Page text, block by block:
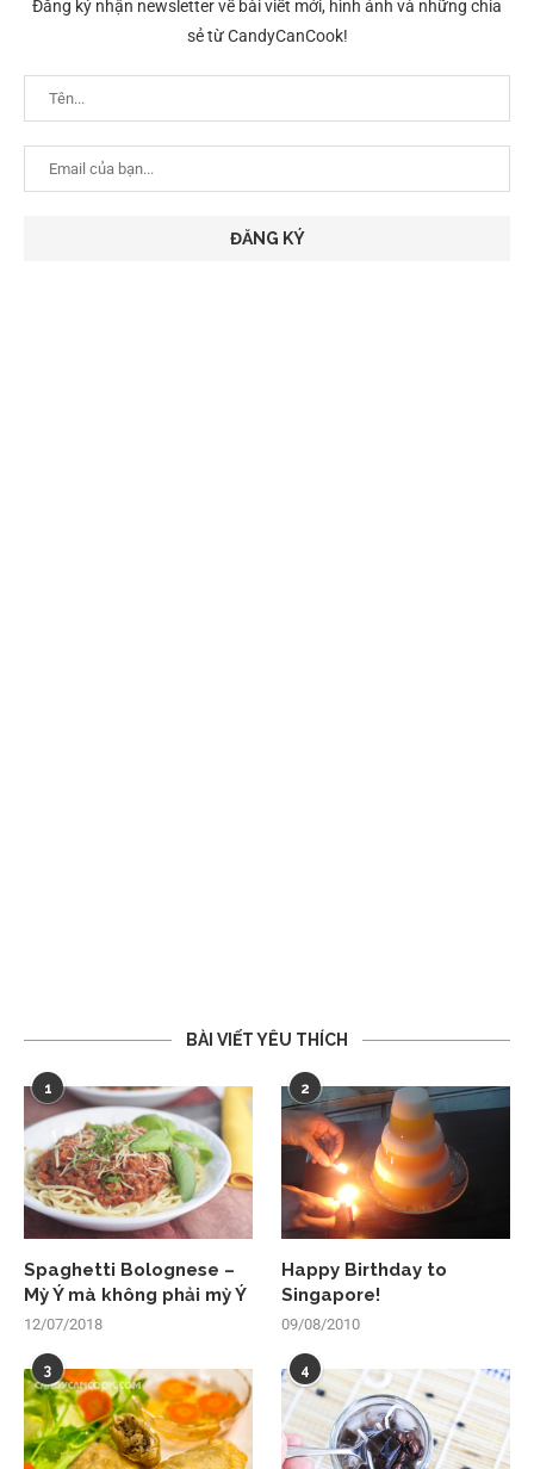
Đăng ký nhận newsletter về bài viết mới, hình ảnh và những chia
sẻ từ CandyCanCook!
BÀI VIẾT YÊU THÍCH
1
Spaghetti Bolognese –
Mỳ Ý mà không phải mỳ Ý
12/07/2018
2
Happy Birthday to
Singapore!
09/08/2010
3 4